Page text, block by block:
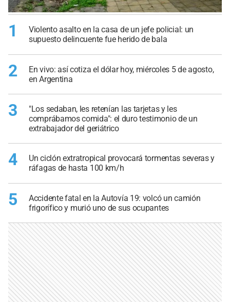
1
Violento asalto en la casa de un jefe policial: un
supuesto delincuente fue herido de bala
2
En vivo: así cotiza el dólar hoy, miércoles 5 de agosto,
en Argentina
3
"Los sedaban, les retenían las tarjetas y les
comprábamos comida": el duro testimonio de un
extrabajador del geriátrico
4
Un ciclón extratropical provocará tormentas severas y
ráfagas de hasta 100 km/h
5
Accidente fatal en la Autovía 19: volcó un camión
frigorífico y murió uno de sus ocupantes